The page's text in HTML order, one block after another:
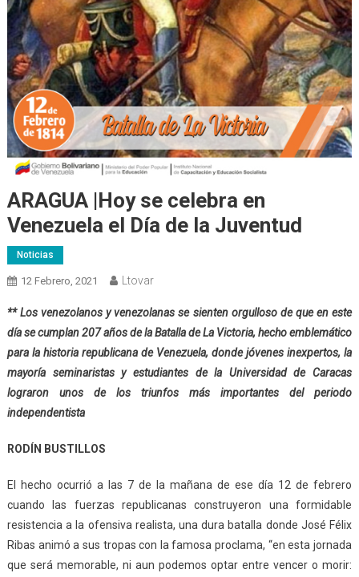
ARAGUA |Hoy se celebra en
Venezuela el Día de la Juventud
Noticias
12 Febrero, 2021 Ltovar
** Los venezolanos y venezolanas se sienten orgulloso de que en este
día se cumplan 207 años de la Batalla de La Victoria, hecho emblemático
para la historia republicana de Venezuela, donde jóvenes inexpertos, la
mayoría seminaristas y estudiantes de la Universidad de Caracas
lograron unos de los triunfos más importantes del periodo
independentista
RODÍN BUSTILLOS
El hecho ocurrió a las 7 de la mañana de ese día 12 de febrero
cuando las fuerzas republicanas construyeron una formidable
resistencia a la ofensiva realista, una dura batalla donde José Félix
Ribas animó a sus tropas con la famosa proclama, “en esta jornada
que será memorable, ni aun podemos optar entre vencer o morir: